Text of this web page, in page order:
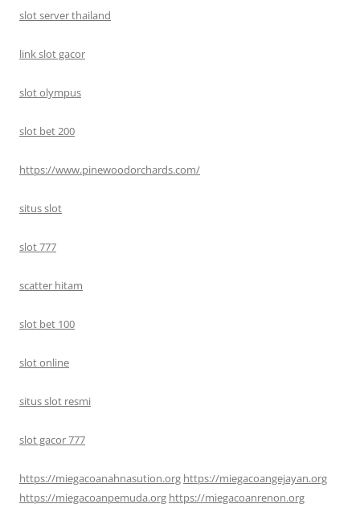
slot server thailand
link slot gacor
slot olympus
slot bet 200
https://www.pinewoodorchards.com/
situs slot
slot 777
scatter hitam
slot bet 100
slot online
situs slot resmi
slot gacor 777
https://miegacoanahnasution.org https://miegacoangejayan.org
https://miegacoanpemuda.org https://miegacoanrenon.org